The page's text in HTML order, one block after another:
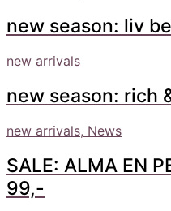
new season: liv
new arrivals
new season: rich
new arrivals, News
SALE: ALMA EN
99,-